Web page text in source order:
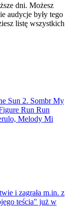
dni. Możesz
audycje były tego
listę wszystkich
Sun 2. Sombr My
Run Run
Melody Mi
i zagrała m.in. z
teścia" już w